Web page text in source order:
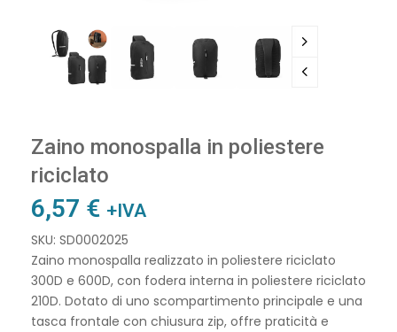
Zaino monospalla in poliestere
riciclato
6,57 € +IVA
SKU: SD0002025
Zaino monospalla realizzato in poliestere riciclato
300D e 600D, con fodera interna in poliestere riciclato
210D. Dotato di uno scompartimento principale e una
tasca frontale con chiusura zip, offre praticità e